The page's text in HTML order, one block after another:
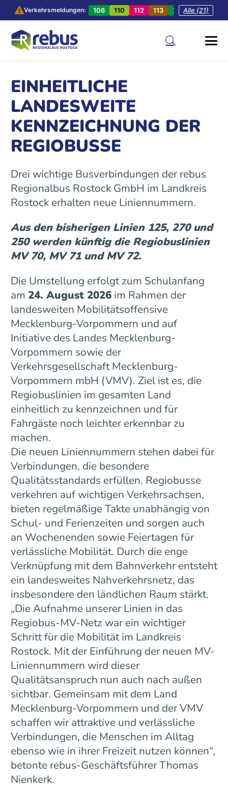
Verkehrsmeldungen: 106 110 112 113 201 202
Alle (21)
EINHEITLICHE
LANDESWEITE
KENNZEICHNUNG DER
REGIOBUSSE
Drei wichtige Busverbindungen der rebus
Regionalbus Rostock GmbH im Landkreis
Rostock erhalten neue Liniennummern.
Aus den bisherigen Linien 125, 270 und
250 werden künftig die Regiobuslinien
MV 70, MV 71 und MV 72.
Die Umstellung erfolgt zum Schulanfang
am 24. August 2026im Rahmen der
landesweiten Mobilitätsoffensive
Mecklenburg-Vorpommern und auf
Initiative des Landes Mecklenburg-
Vorpommern sowie der
Verkehrsgesellschaft Mecklenburg-
Vorpommern mbH (VMV). Ziel ist es, die
Regiobuslinien im gesamten Land
einheitlich zu kennzeichnen und für
Fahrgäste noch leichter erkennbar zu
machen.
Die neuen Liniennummern stehen dabei für
Verbindungen, die besondere
Qualitätsstandards erfüllen. Regiobusse
verkehren auf wichtigen Verkehrsachsen,
bieten regelmäßige Takte unabhängig von
Schul- und Ferienzeiten und sorgen auch
an Wochenenden sowie Feiertagen für
verlässliche Mobilität. Durch die enge
Verknüpfung mit dem Bahnverkehr entsteht
ein landesweites Nahverkehrsnetz, das
insbesondere den ländlichen Raum stärkt.
„Die Aufnahme unserer Linien in das
Regiobus-MV-Netz war ein wichtiger
Schritt für die Mobilität im Landkreis
Rostock. Mit der Einführung der neuen MV-
Liniennummern wird dieser
Qualitätsanspruch nun auch nach außen
sichtbar. Gemeinsam mit dem Land
Mecklenburg-Vorpommern und der VMV
schaffen wir attraktive und verlässliche
Verbindungen, die Menschen im Alltag
ebenso wie in ihrer Freizeit nutzen können“,
betonte rebus-Geschäftsführer Thomas
Nienkerk.